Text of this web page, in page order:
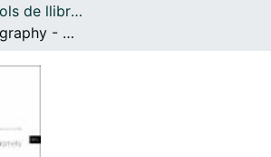
Llibres / Capítols de llibre (Centres Científics i Tecnològics de la Universitat de Barcelona (CCiTUB))
Gas chromatography - Mass spectrometry